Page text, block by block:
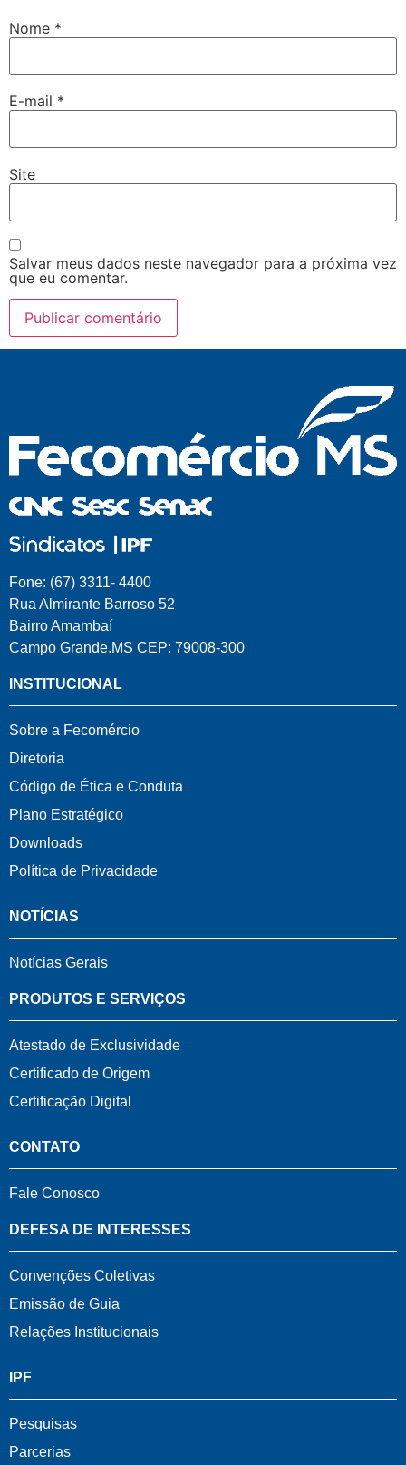
Nome *
E-mail *
Site
Salvar meus dados neste navegador para a próxima vez
que eu comentar.
Fone: (67) 3311- 4400
Rua Almirante Barroso 52
Bairro Amambaí
Campo Grande.MS CEP: 79008-300
INSTITUCIONAL
Sobre a Fecomércio
Diretoria
Código de Ética e Conduta
Plano Estratégico
Downloads
Política de Privacidade
NOTÍCIAS
Notícias Gerais
PRODUTOS E SERVIÇOS
Atestado de Exclusividade
Certificado de Origem
Certificação Digital
CONTATO
Fale Conosco
DEFESA DE INTERESSES
Convenções Coletivas
Emissão de Guia
Relações Institucionais
IPF
Pesquisas
Parcerias